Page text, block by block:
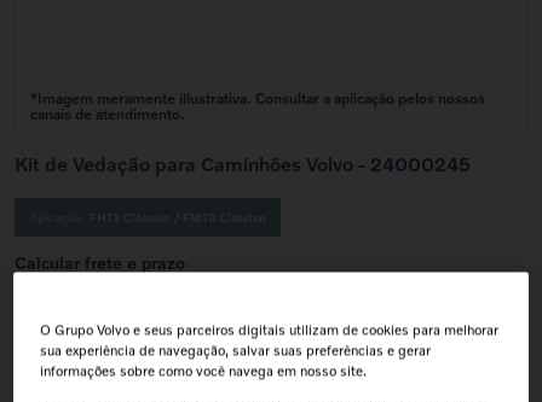
Kit de Vedação para Caminhões Volvo - 24000245
Calcular frete e prazo
Insira seu CEP
Calcular
O Grupo Volvo e seus parceiros digitais utilizam de cookies para melhorar
sua experiência de navegação, salvar suas preferências e gerar
informações sobre como você navega em nosso site.